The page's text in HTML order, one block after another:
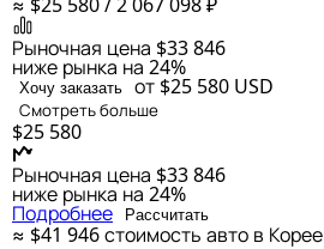
Рыночная цена $33 846
ниже рынка на 24%
Хочу заказать от $25 580 USD
Смотреть больше
$25 580
Рыночная цена $33 846
ниже рынка на 24%
Подробнее Рассчитать
≈ $41 946стоимость авто в Корее